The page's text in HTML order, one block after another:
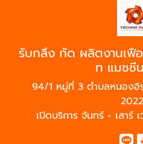
รับกลึง กัด ผลิตงานเฟื
ท แมชชี
94/1 หมู่ที่ 3 ตำบลหนองอิ
เปิดบริการ จันทร์ - เสาร์